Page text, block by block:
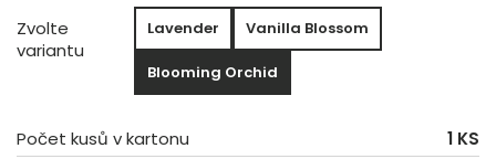
Zvolte
variantu
Lavender Vanilla Blossom
Blooming Orchid
Počet kusů v kartonu
1 KS